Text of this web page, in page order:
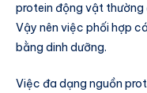
protein động vật thường
Vậy nên việc phối hợp
bằng dinh dưỡng.
Việc đa dạng nguồn